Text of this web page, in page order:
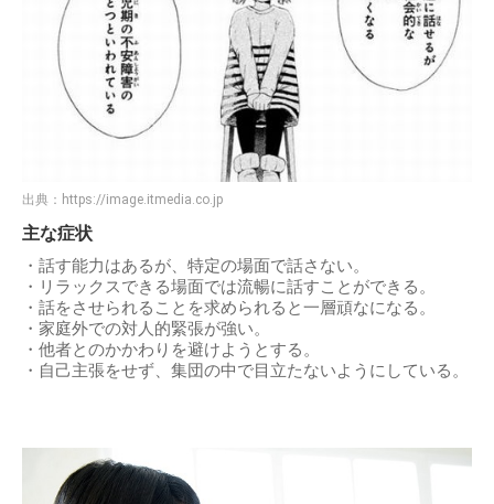
出典： https://image.itmedia.co.jp
主な症状
・話す能力はあるが、特定の場面で話さない。
・リラックスできる場面では流暢に話すことができる。
・話をさせられることを求められると一層頑なになる。
・家庭外での対人的緊張が強い。
・他者とのかかわりを避けようとする。
・自己主張をせず、集団の中で目立たないようにしている。